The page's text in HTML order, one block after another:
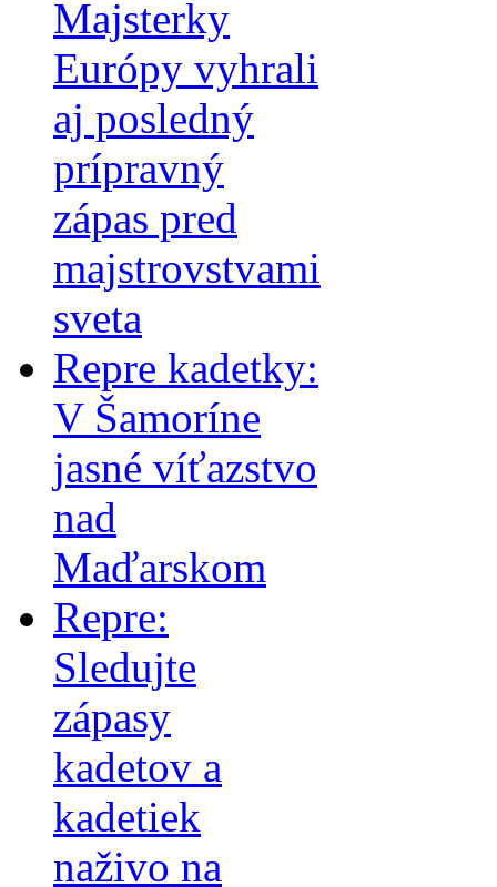
Majsterky
Európy vyhrali
aj posledný
prípravný
zápas pred
majstrovstvami
sveta
Repre kadetky:
V Šamoríne
jasné víťazstvo
nad
Maďarskom
Repre:
Sledujte
zápasy
kadetov a
kadetiek
naživo na